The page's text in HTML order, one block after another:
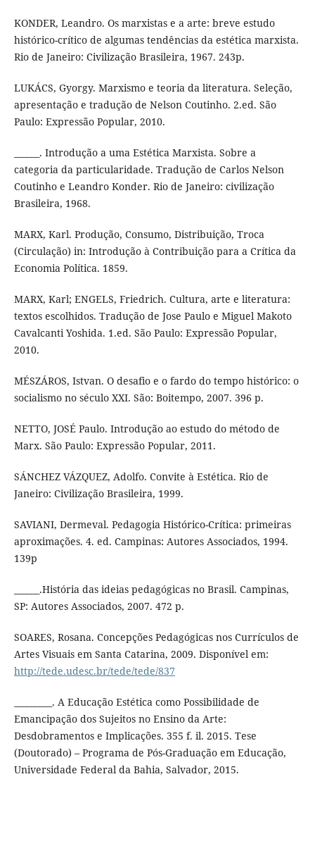
KONDER, Leandro. Os marxistas e a arte: breve estudo
histórico-crítico de algumas tendências da estética marxista.
Rio de Janeiro: Civilização Brasileira, 1967. 243p.
LUKÁCS, Gyorgy. Marxismo e teoria da literatura. Seleção,
apresentação e tradução de Nelson Coutinho. 2.ed. São
Paulo: Expressão Popular, 2010.
______. Introdução a uma Estética Marxista. Sobre a
categoria da particularidade. Tradução de Carlos Nelson
Coutinho e Leandro Konder. Rio de Janeiro: civilização
Brasileira, 1968.
MARX, Karl. Produção, Consumo, Distribuição, Troca
(Circulação) in: Introdução à Contribuição para a Crítica da
Economia Política. 1859.
MARX, Karl; ENGELS, Friedrich. Cultura, arte e literatura:
textos escolhidos. Tradução de Jose Paulo e Miguel Makoto
Cavalcanti Yoshida. 1.ed. São Paulo: Expressão Popular,
2010.
MÉSZÁROS, Istvan. O desafio e o fardo do tempo histórico: o
socialismo no século XXI. São: Boitempo, 2007. 396 p.
NETTO, JOSÉ Paulo. Introdução ao estudo do método de
Marx. São Paulo: Expressão Popular, 2011.
SÁNCHEZ VÁZQUEZ, Adolfo. Convite à Estética. Rio de
Janeiro: Civilização Brasileira, 1999.
SAVIANI, Dermeval. Pedagogia Histórico-Crítica: primeiras
aproximações. 4. ed. Campinas: Autores Associados, 1994.
139p
______.História das ideias pedagógicas no Brasil. Campinas,
SP: Autores Associados, 2007. 472 p.
SOARES, Rosana. Concepções Pedagógicas nos Currículos de
Artes Visuais em Santa Catarina, 2009. Disponível em:
http://tede.udesc.br/tede/tede/837
_________. A Educação Estética como Possibilidade de
Emancipação dos Sujeitos no Ensino da Arte:
Desdobramentos e Implicações. 355 f. il. 2015. Tese
(Doutorado) – Programa de Pós-Graduação em Educação,
Universidade Federal da Bahia, Salvador, 2015.